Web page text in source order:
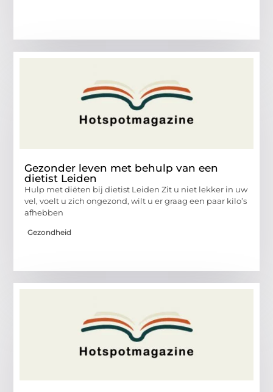
Gezonder leven met behulp van een
dietist Leiden
Hulp met diëten bij dietist Leiden Zit u niet lekker in uw
vel, voelt u zich ongezond, wilt u er graag een paar kilo’s
afhebben
Gezondheid